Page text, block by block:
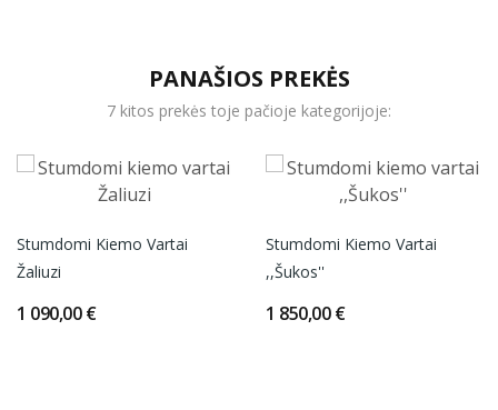
PANAŠIOS PREKĖS
7 kitos prekės toje pačioje kategorijoje:
Stumdomi Kiemo Vartai
Žaliuzi
1 090,00 €
Stumdomi Kiemo Vartai
,,Šukos''
1 850,00 €